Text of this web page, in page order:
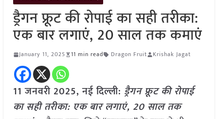
ड्रैगन फ्रूट की रोपाई का सही तरीका:
एक बार लगाएं, 20 साल तक कमाएं
January 11, 2025 11 min read Dragon Fruit Krishak Jagat
11 जनवरी 2025, नई दिल्ली: ड्रैगन फ्रूट की रोपाई
का सही तरीका: एक बार लगाएं, 20 साल तक